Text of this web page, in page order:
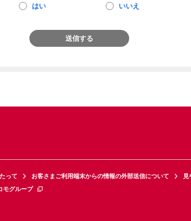
はい いいえ
送信する
って お客さまご利用端末からの情報の外部送信について
見
モグループ